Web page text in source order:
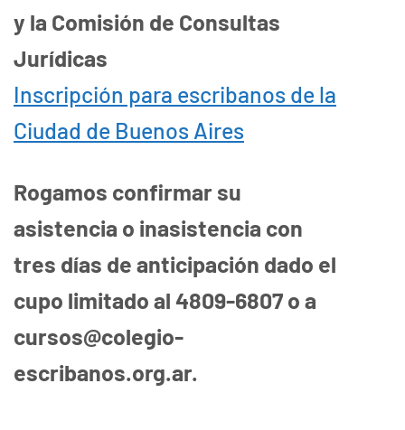
y la Comisión de Consultas
Jurídicas
Inscripción para escribanos de la
Ciudad de Buenos Aires
Rogamos confirmar su
asistencia o inasistencia con
tres días de anticipación dado el
cupo limitado al 4809-6807 o a
cursos@colegio-
escribanos.org.ar.